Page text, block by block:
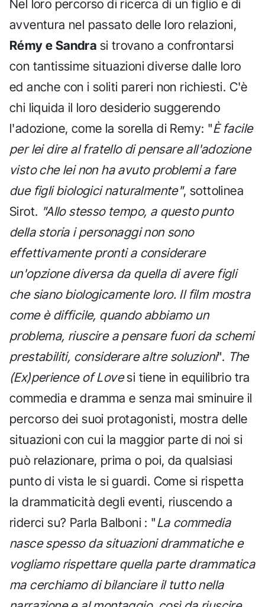
Nel loro percorso di ricerca di un figlio e di
avventura nel passato delle loro relazioni,
Rémy e Sandra si trovano a confrontarsi
con tantissime situazioni diverse dalle loro
ed anche con i soliti pareri non richiesti. C'è
chi liquida il loro desiderio suggerendo
l'adozione, come la sorella di Remy: "È facile
per lei dire al fratello di pensare all'adozione
visto che lei non ha avuto problemi a fare
due figli biologici naturalmente", sottolinea
Sirot. "Allo stesso tempo, a questo punto
della storia i personaggi non sono
effettivamente pronti a considerare
un'opzione diversa da quella di avere figli
che siano biologicamente loro. Il film mostra
come è difficile, quando abbiamo un
problema, riuscire a pensare fuori da schemi
prestabiliti, considerare altre soluzioni". The
(Ex)perience of Lovesi tiene in equilibrio tra
commedia e dramma e senza mai sminuire il
percorso dei suoi protagonisti, mostra delle
situazioni con cui la maggior parte di noi si
può relazionare, prima o poi, da qualsiasi
punto di vista le si guardi. Come si rispetta
la drammaticità degli eventi, riuscendo a
riderci su? Parla Balboni : "La commedia
nasce spesso da situazioni drammatiche e
vogliamo rispettare quella parte drammatica
ma cerchiamo di bilanciare il tutto nella